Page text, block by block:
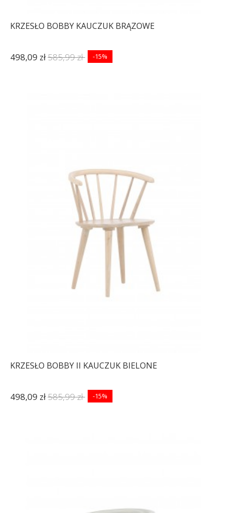
KRZESŁO BOBBY KAUCZUK BRĄZOWE
498,09 zł585,99 zł -15%
KRZESŁO BOBBY II KAUCZUK BIELONE
498,09 zł585,99 zł -15%